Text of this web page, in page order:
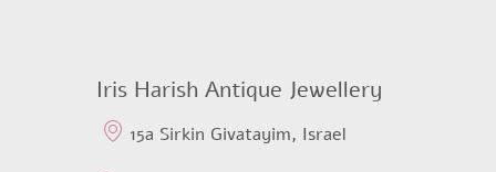
Iris Harish Antique Jewellery
15a Sirkin Givatayim, Israel